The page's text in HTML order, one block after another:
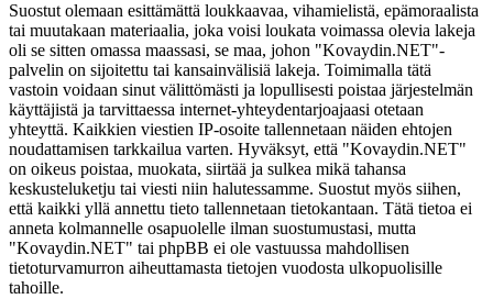
Suostut olemaan esittämättä loukkaavaa, vihamielistä, epämoraalista
tai muutakaan materiaalia, joka voisi loukata voimassa olevia lakeja
oli se sitten omassa maassasi, se maa, johon "Kovaydin.NET"-
palvelin on sijoitettu tai kansainvälisiä lakeja. Toimimalla tätä
vastoin voidaan sinut välittömästi ja lopullisesti poistaa järjestelmän
käyttäjistä ja tarvittaessa internet-yhteydentarjoajaasi otetaan
yhteyttä. Kaikkien viestien IP-osoite tallennetaan näiden ehtojen
noudattamisen tarkkailua varten. Hyväksyt, että "Kovaydin.NET"
on oikeus poistaa, muokata, siirtää ja sulkea mikä tahansa
keskusteluketju tai viesti niin halutessamme. Suostut myös siihen,
että kaikki yllä annettu tieto tallennetaan tietokantaan. Tätä tietoa ei
anneta kolmannelle osapuolelle ilman suostumustasi, mutta
"Kovaydin.NET" tai phpBB ei ole vastuussa mahdollisen
tietoturvamurron aiheuttamasta tietojen vuodosta ulkopuolisille
tahoille.